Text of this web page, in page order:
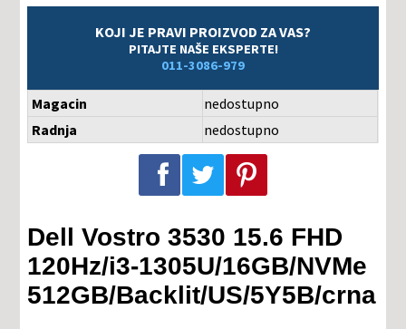
KOJI JE PRAVI PROIZVOD ZA VAS?
PITAJTE NAŠE EKSPERTE!
011-3086-979
Magacin
nedostupno
Radnja
nedostupno
Podeli na Facebook-u Podeli na Twitter-u Podeli na Pinterest-u
Dell Vostro 3530 15.6 FHD
120Hz/i3-1305U/16GB/NVMe
512GB/Backlit/US/5Y5B/crna